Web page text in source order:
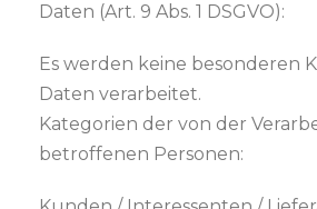
Daten (Art. 9 Abs. 1 DSGVO):
Es werden keine besonderen
Daten verarbeitet.
Kategorien der von der
betroffenen Personen: